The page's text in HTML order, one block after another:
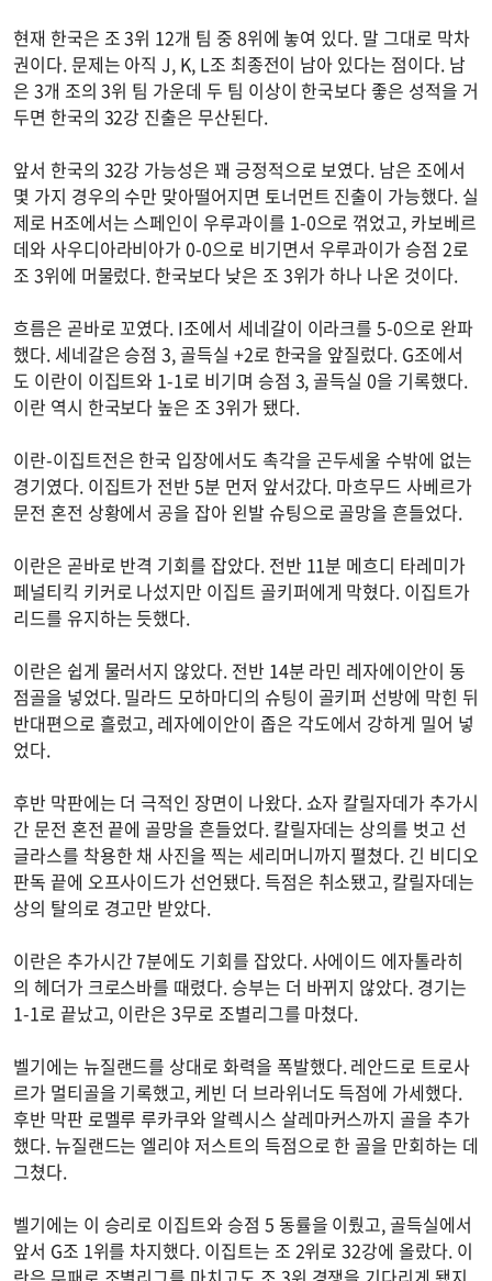
현재 한국은 조 3위 12개 팀 중 8위에 놓여 있다. 말 그대로 막차
권이다. 문제는 아직 J, K, L조 최종전이 남아 있다는 점이다. 남
은 3개 조의 3위 팀 가운데 두 팀 이상이 한국보다 좋은 성적을 거
두면 한국의 32강 진출은 무산된다.
앞서 한국의 32강 가능성은 꽤 긍정적으로 보였다. 남은 조에서
몇 가지 경우의 수만 맞아떨어지면 토너먼트 진출이 가능했다. 실
제로 H조에서는 스페인이 우루과이를 1-0으로 꺾었고, 카보베르
데와 사우디아라비아가 0-0으로 비기면서 우루과이가 승점 2로
조 3위에 머물렀다. 한국보다 낮은 조 3위가 하나 나온 것이다.
흐름은 곧바로 꼬였다. I조에서 세네갈이 이라크를 5-0으로 완파
했다. 세네갈은 승점 3, 골득실 +2로 한국을 앞질렀다. G조에서
도 이란이 이집트와 1-1로 비기며 승점 3, 골득실 0을 기록했다.
이란 역시 한국보다 높은 조 3위가 됐다.
이란-이집트전은 한국 입장에서도 촉각을 곤두세울 수밖에 없는
경기였다. 이집트가 전반 5분 먼저 앞서갔다. 마흐무드 사베르가
문전 혼전 상황에서 공을 잡아 왼발 슈팅으로 골망을 흔들었다.
이란은 곧바로 반격 기회를 잡았다. 전반 11분 메흐디 타레미가
페널티킥 키커로 나섰지만 이집트 골키퍼에게 막혔다. 이집트가
리드를 유지하는 듯했다.
이란은 쉽게 물러서지 않았다. 전반 14분 라민 레자에이안이 동
점골을 넣었다. 밀라드 모하마디의 슈팅이 골키퍼 선방에 막힌 뒤
반대편으로 흘렀고, 레자에이안이 좁은 각도에서 강하게 밀어 넣
었다.
후반 막판에는 더 극적인 장면이 나왔다. 쇼자 칼릴자데가 추가시
간 문전 혼전 끝에 골망을 흔들었다. 칼릴자데는 상의를 벗고 선
글라스를 착용한 채 사진을 찍는 세리머니까지 펼쳤다. 긴 비디오
판독 끝에 오프사이드가 선언됐다. 득점은 취소됐고, 칼릴자데는
상의 탈의로 경고만 받았다.
이란은 추가시간 7분에도 기회를 잡았다. 사에이드 에자톨라히
의 헤더가 크로스바를 때렸다. 승부는 더 바뀌지 않았다. 경기는
1-1로 끝났고, 이란은 3무로 조별리그를 마쳤다.
벨기에는 뉴질랜드를 상대로 화력을 폭발했다. 레안드로 트로사
르가 멀티골을 기록했고, 케빈 더 브라위너도 득점에 가세했다.
후반 막판 로멜루 루카쿠와 알렉시스 살레마커스까지 골을 추가
했다. 뉴질랜드는 엘리야 저스트의 득점으로 한 골을 만회하는 데
그쳤다.
벨기에는 이 승리로 이집트와 승점 5 동률을 이뤘고, 골득실에서
앞서 G조 1위를 차지했다. 이집트는 조 2위로 32강에 올랐다. 이